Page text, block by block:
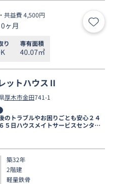
共益費 4,500円
0ヶ月 お気
り 専有面積
40.07㎡
ットハウスⅡ
厚木市金田741-1
のトラブルやお困りごとも安心２４
５日ハウスメイトサービスセンター
対応。
築32年
2階建
軽量鉄骨